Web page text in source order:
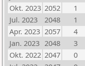
Okt. 2023 2052 1
Jul. 2023
2048 1
Apr. 2023 2057 4
Jan. 2023 2048 3
Okt. 2022 2047 0